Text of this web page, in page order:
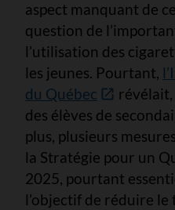
aspect manquant de
question de
l’utilisation des
les jeunes. Pourtant,
du Québec
révélait,
des élèves de
plus, plusieurs
la Stratégie pour un
2025, pourtant
l’objectif de réduire le